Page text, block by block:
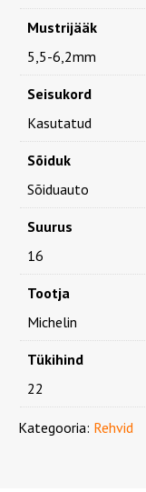
Mustrijääk
5,5-6,2mm
Seisukord
Kasutatud
Sõiduk
Sõiduauto
Suurus
16
Tootja
Michelin
Tükihind
22
Kategooria: Rehvid